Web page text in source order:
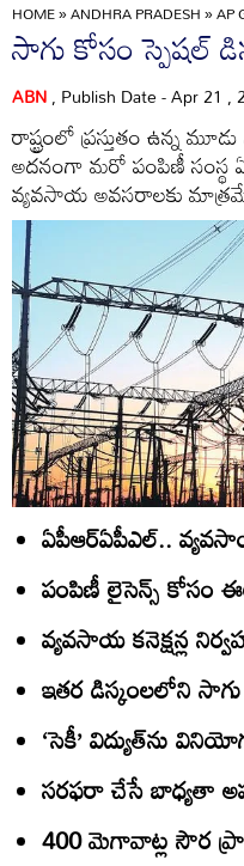
HOME»ANDHRA PRADESH»AP
సాగు కోసం స్పెషల్‌
ABN, Publish Date - Apr 21 ,
రాష్ట్రంలో ప్రస్తుతం ఉన్న
అదనంగా మరో పంపిణీ సంస్థ
వ్యవసాయ అవసరాలకు మాత్రమే
ఏపీఆర్‌ఏపీఎల్‌..
పంపిణీ లైసెన్స్‌ కోసం
వ్యవసాయ కనెక్షన్ల
ఇతర డిస్కంలలోని సాగు
‘సెకీ’ విద్యుత్‌ను
సరఫరా చేసే బాధ్యతా
400 మెగావాట్ల సౌర